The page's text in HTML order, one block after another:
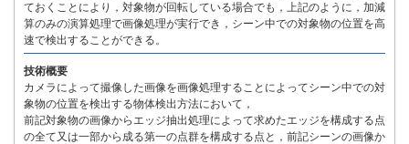
ておくことにより，対象物が回転している場合でも，上記のように，加減
算のみの演算処理で画像処理が実行でき，シーン中での対象物の位置を高
速で検出することができる。
技術概要
カメラによって撮像した画像を画像処理することによってシーン中での対
象物の位置を検出する物体検出方法において，
前記対象物の画像からエッジ抽出処理によって求めたエッジを構成する点
の全て又は一部から成る第一の点群を構成する点と，前記シーンの画像か